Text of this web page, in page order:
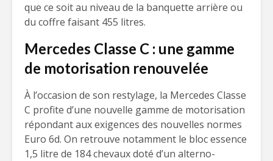
que ce soit au niveau de la banquette arrière ou
du coffre faisant 455 litres.
Mercedes Classe C : une gamme
de motorisation renouvelée
À l’occasion de son restylage, la Mercedes Classe
C profite d’une nouvelle gamme de motorisation
répondant aux exigences des nouvelles normes
Euro 6d. On retrouve notamment le bloc essence
1,5 litre de 184 chevaux doté d’un alterno-